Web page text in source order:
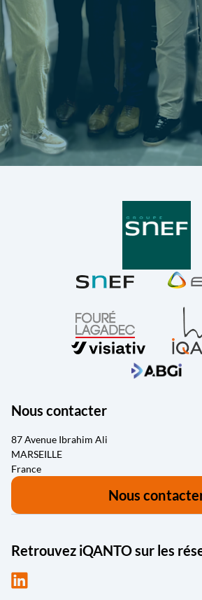
Nous contacter
87 Avenue Ibrahim Ali
MARSEILLE
France
Nous
Retrouvez iQANTO sur les